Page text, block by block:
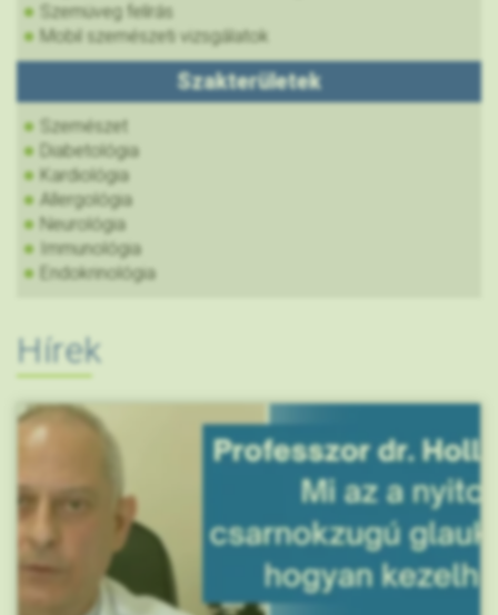
Szemüveg felírás
Mobil szemészeti vizsgálatok
Szakterületek
Szemészet
Diabetológia
Kardiológia
Allergológia
Neurológia
Immunológia
Endokrinológia
Hírek